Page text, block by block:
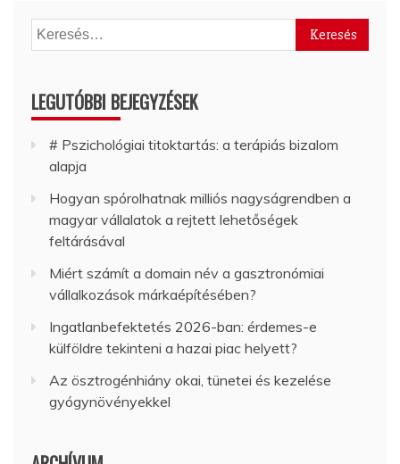
Keresés:
LEGUTÓBBI BEJEGYZÉSEK
# Pszichológiai titoktartás: a terápiás bizalom
alapja
Hogyan spórolhatnak milliós nagyságrendben a
magyar vállalatok a rejtett lehetőségek
feltárásával
Miért számít a domain név a gasztronómiai
vállalkozások márkaépítésében?
Ingatlanbefektetés 2026-ban: érdemes-e
külföldre tekinteni a hazai piac helyett?
Az ösztrogénhiány okai, tünetei és kezelése
gyógynövényekkel